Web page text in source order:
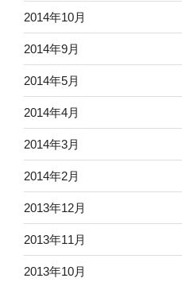
2014年10月
2014年9月
2014年5月
2014年4月
2014年3月
2014年2月
2013年12月
2013年11月
2013年10月